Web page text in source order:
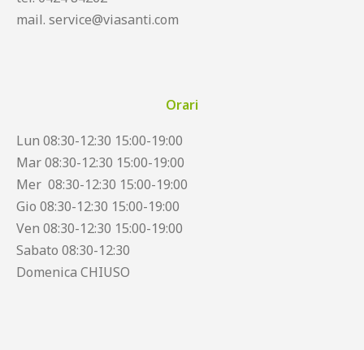
mail. service@viasanti.com
Orari
Lun 08:30-12:30 15:00-19:00
Mar 08:30-12:30 15:00-19:00
Mer 08:30-12:30 15:00-19:00
Gio 08:30-12:30 15:00-19:00
Ven 08:30-12:30 15:00-19:00
Sabato 08:30-12:30
Domenica CHIUSO